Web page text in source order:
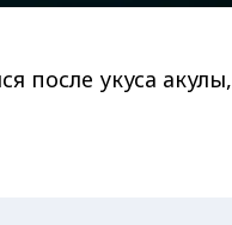
после укуса акулы,